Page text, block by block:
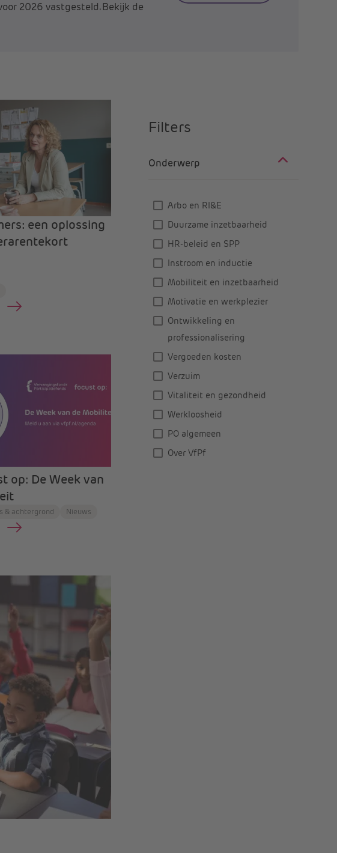
2026 vastgesteld. Bekijk de
een oplossing
op: De Week van
& achtergrond Nieuws
Filters
Onderwerp
Arbo en RI&E
Duurzame inzetbaarheid
HR-beleid en SPP
Instroom en inductie
Mobiliteit en inzetbaarheid
Motivatie en werkplezier
Ontwikkeling en
professionalisering
Vergoeden kosten
Verzuim
Vitaliteit en gezondheid
Werkloosheid
PO algemeen
Over VfPf